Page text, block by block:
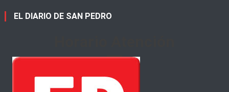
EL DIARIO DE SAN PEDRO